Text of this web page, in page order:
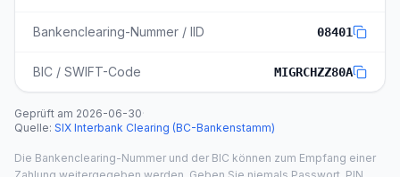
Bankenclearing-Nummer / IID 08401
BIC / SWIFT-Code MIGRCHZZ80A
Geprüft am 2026-06-30·
Quelle: SIX Interbank Clearing (BC-Bankenstamm)
Die Bankenclearing-Nummer und der BIC können zum Empfang einer